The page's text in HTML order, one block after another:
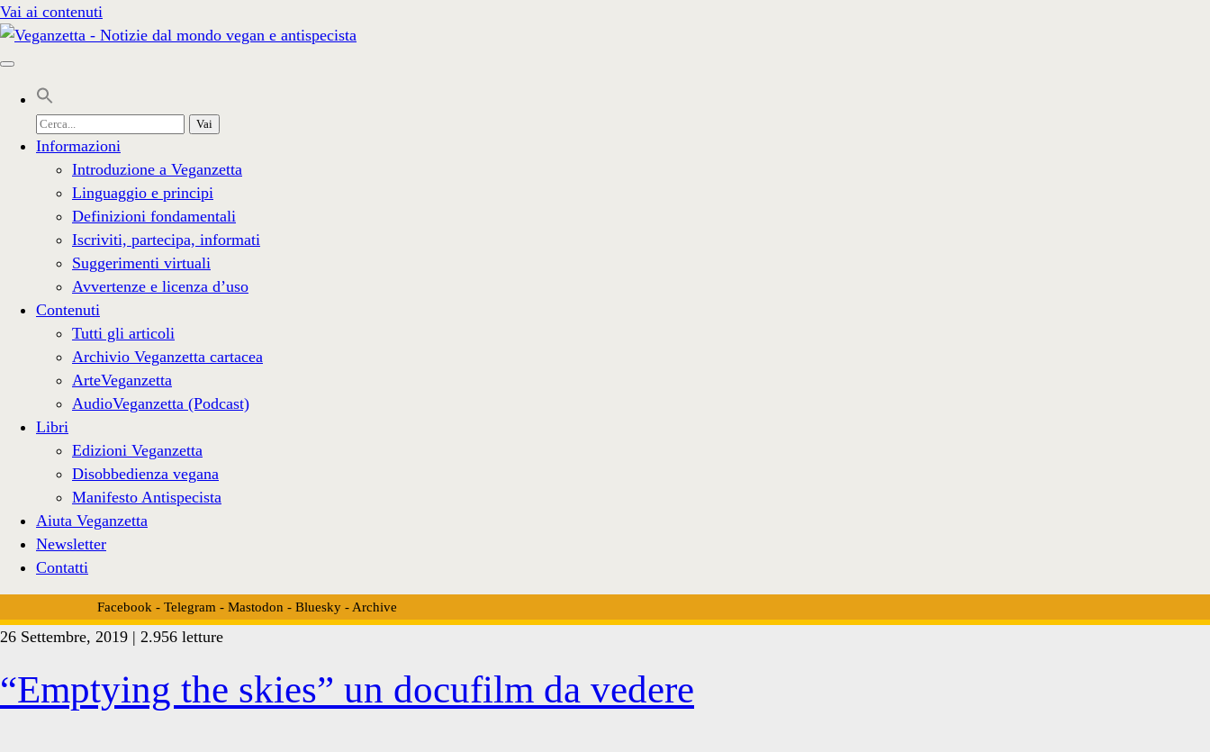
Vai ai contenuti
Cerca
per:
Informazioni
Introduzione a Veganzetta
Linguaggio e principi
Definizioni fondamentali
Iscriviti, partecipa, informati
Suggerimenti virtuali
Avvertenze e licenza d’uso
Contenuti
Tutti gli articoli
Archivio Veganzetta cartacea
ArteVeganzetta
AudioVeganzetta (Podcast)
Libri
Edizioni Veganzetta
Disobbedienza vegana
Manifesto Antispecista
Aiuta Veganzetta
Newsletter
Contatti
Facebook - Telegram - Mastodon - Bluesky- Archive
26 Settembre, 2019 | 2.956 letture
“Emptying the skies” un docufilm da vedere